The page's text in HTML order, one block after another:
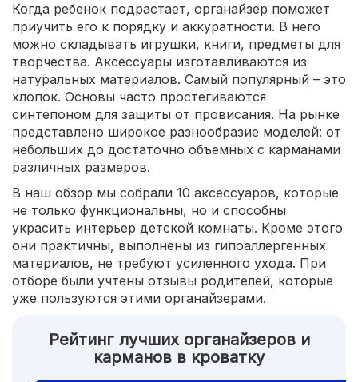
Когда ребенок подрастает, органайзер поможет
приучить его к порядку и аккуратности. В него
можно складывать игрушки, книги, предметы для
творчества. Аксессуары изготавливаются из
натуральных материалов. Самый популярный – это
хлопок. Основы часто простегиваются
синтепоном для защиты от провисания. На рынке
представлено широкое разнообразие моделей: от
небольших до достаточно объемных с карманами
различных размеров.
В наш обзор мы собрали 10 аксессуаров, которые
не только функциональны, но и способны
украсить интерьер детской комнаты. Кроме этого
они практичны, выполнены из гипоаллергенных
материалов, не требуют усиленного ухода. При
отборе были учтены отзывы родителей, которые
уже пользуются этими органайзерами.
Рейтинг лучших органайзеров и
карманов в кроватку